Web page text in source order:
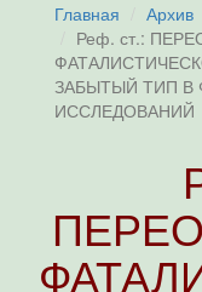
Главная Архив
Реф. ст.:
ЗАБЫТЫЙ ТИП В
ИССЛЕДОВАНИЙ